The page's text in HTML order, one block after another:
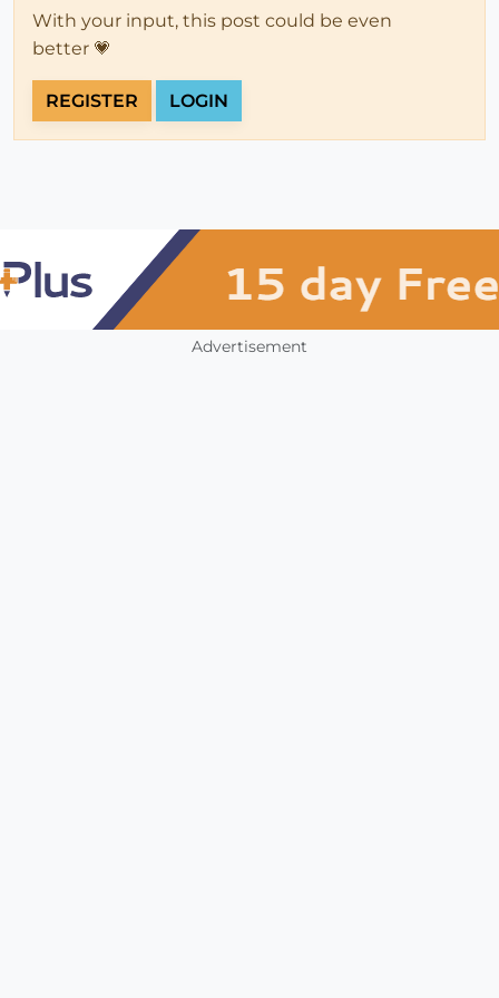
With your input, this post could be even
better 💗
REGISTER LOGIN
Advertisement